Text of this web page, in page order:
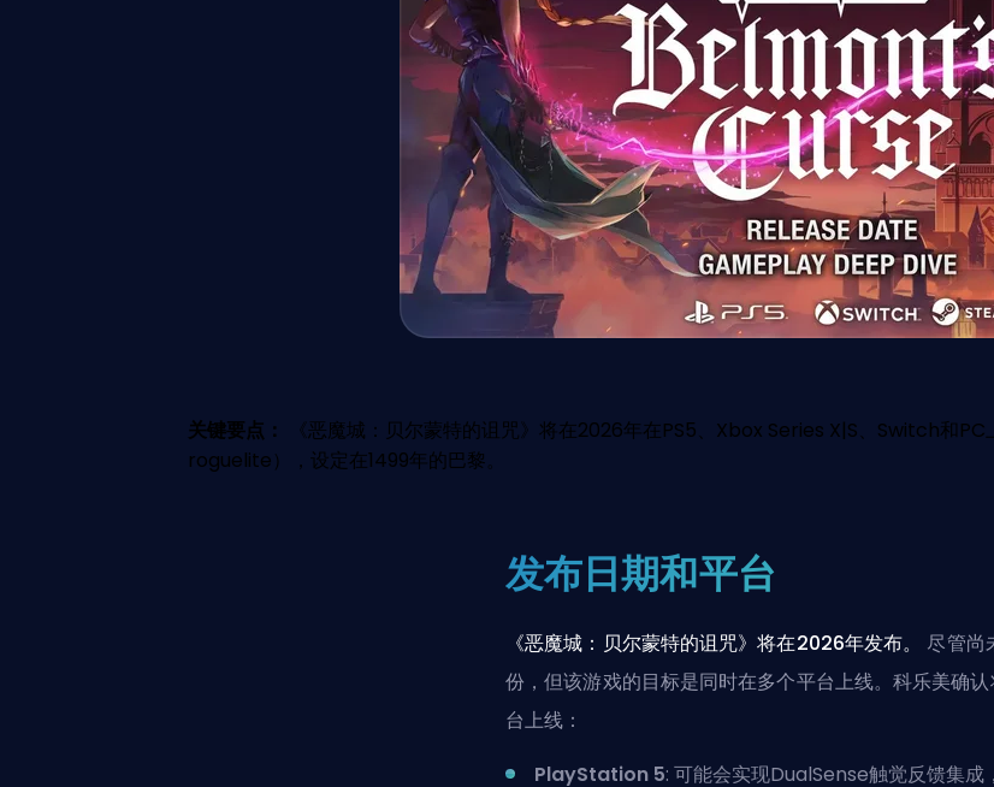
关键要点：
《恶魔城：贝尔蒙特的诅咒》将在2026年在PS5、Xbox Series X|S、Switch和
roguelite），设定在1499年的巴黎。
发布日期和平台
《恶魔城：贝尔蒙特的诅咒》将在2026年发布。
尽管尚
份，但该游戏的目标是同时在多个平台上线。科乐美确
台上线：
PlayStation 5: 可能会实现DualSense触觉反馈集成